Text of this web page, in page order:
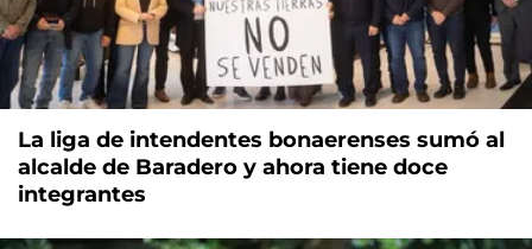
La liga de intendentes bonaerenses sumó al
alcalde de Baradero y ahora tiene doce
integrantes